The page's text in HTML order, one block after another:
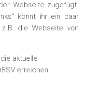
Webseite zugefügt.
könnt ihr ein paar
die Webseite von
aktuelle
erreichen.